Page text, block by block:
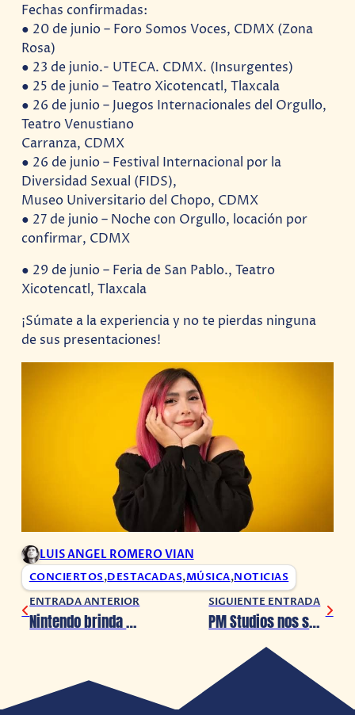
Fechas confirmadas:
● 20 de junio – Foro Somos Voces, CDMX (Zona
Rosa)
● 23 de junio.- UTECA. CDMX. (Insurgentes)
● 25 de junio – Teatro Xicotencatl, Tlaxcala
● 26 de junio – Juegos Internacionales del Orgullo,
Teatro Venustiano
Carranza, CDMX
● 26 de junio – Festival Internacional por la
Diversidad Sexual (FIDS),
Museo Universitario del Chopo, CDMX
● 27 de junio – Noche con Orgullo, locación por
confirmar, CDMX
● 29 de junio – Feria de San Pablo., Teatro
Xicotencatl, Tlaxcala
¡Súmate a la experiencia y no te pierdas ninguna
de sus presentaciones!
LUIS ANGEL ROMERO VIAN
CONCIERTOS,DESTACADAS,MÚSICA,NOTICIAS
ENTRADA ANTERIOR
Nintendo brinda más detalles de Donkey Kong Bananza
SIGUIENTE ENTRADA
PM Studios nos sorprendió con grandes títulos en el Summer Game Fest 2025